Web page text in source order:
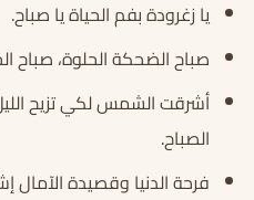
يا زغرودة بفم الحياة يا صباح.
صباح الضحكة الحلوة، صباح
أشرقت الشمس لكي تزيح
الصباح.
فرحة الدنيا وقصيدة الآمال